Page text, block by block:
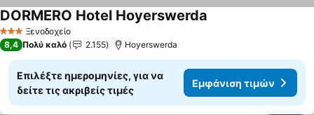
3 ΑστέριαΞενοδοχείο
DORMERO Hotel Hoyerswerda
8,4 Πολύ καλό 2.155 Hoyerswerda
Επιλέξτε ημερομηνίες, για να
δείτε τις ακριβείς τιμές
Εμφάνιση τιμών